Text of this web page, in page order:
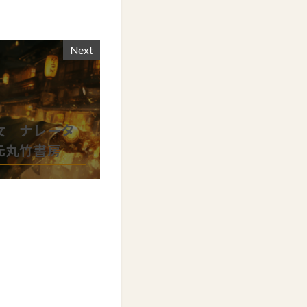
Next
ナレータ
竹書房